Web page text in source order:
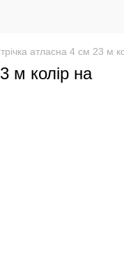
атласна 4 см 23 м
м колір на